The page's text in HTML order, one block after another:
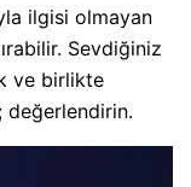
ilgisi olmayan
Sevdiğiniz
ve birlikte
değerlendirin.